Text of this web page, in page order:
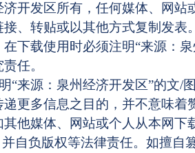
济开发区所有，任何媒体、网站
、转贴或以其他方式复制发表
下载使用时必须注明“来源：
任。
“来源：泉州经济开发区”的文/
更多信息之目的，并不意味着
他媒体、网站或个人从本网下
自负版权等法律责任。如擅自